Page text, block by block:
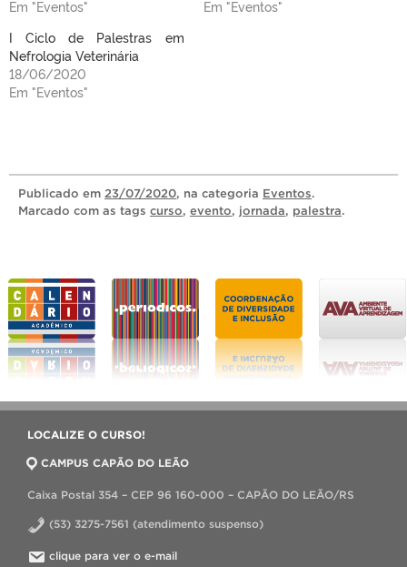
Em "Eventos"
Em "Eventos"
I Ciclo de Palestras em
Nefrologia Veterinária
18/06/2020
Em "Eventos"
Publicado em 23/07/2020, na categoria Eventos.
Marcado com as tags curso, evento, jornada, palestra.
LOCALIZE O CURSO!
CAMPUS CAPÃO DO LEÃO
Caixa Postal 354 – CEP 96 160-000 – CAPÃO DO LEÃO/RS
(53) 3275-7561 (atendimento suspenso)
clique para ver o e-mail